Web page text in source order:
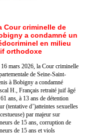
Cour criminelle de
a condamné un
en milieu
orthodoxe
mars 2026, la Cour criminelle
de Seine-Saint-
à Bobigny a condamné
H., Français retraité juif âgé
ans, à 13 ans de détention
(tentative d’)atteintes sexuelles
par majeur sur
de 15 ans, corruption de
de 15 ans et viols